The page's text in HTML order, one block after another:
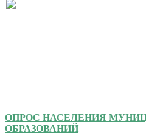
ОПРОС НАСЕЛЕНИЯ
ОБРАЗОВАНИЙ